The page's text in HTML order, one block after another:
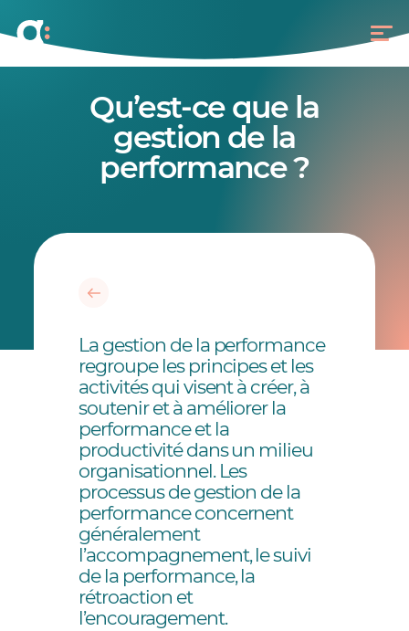
Qu’est-ce que la
gestion de la
performance ?
La gestion de la performance
regroupe les principes et les
activités qui visent à créer, à
soutenir et à améliorer la
performance et la
productivité dans un milieu
organisationnel. Les
processus de gestion de la
performance concernent
généralement
l’accompagnement, le suivi
de la performance, la
rétroaction et
l’encouragement.